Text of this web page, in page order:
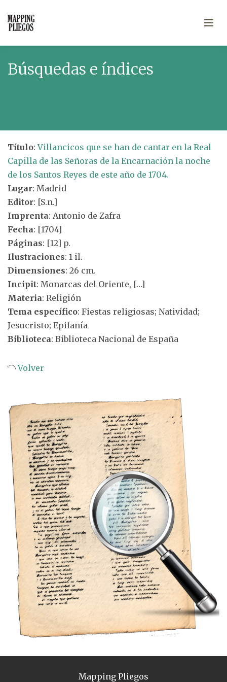
Búsquedas e índices
Título:Villancicos que se han de cantar en la Real
Capilla de las Señoras de la Encarnación la noche
de los Santos Reyes de este año de 1704.
Lugar: Madrid
Editor: [S.n.]
Imprenta: Antonio de Zafra
Fecha: [1704]
Páginas: [12] p.
Ilustraciones: 1 il.
Dimensiones: 26 cm.
Incipit: Monarcas del Oriente, […]
Materia: Religión
Tema específico: Fiestas religiosas; Natividad;
Jesucristo; Epifanía
Biblioteca: Biblioteca Nacional de España
Volver
Mapping Pliegos